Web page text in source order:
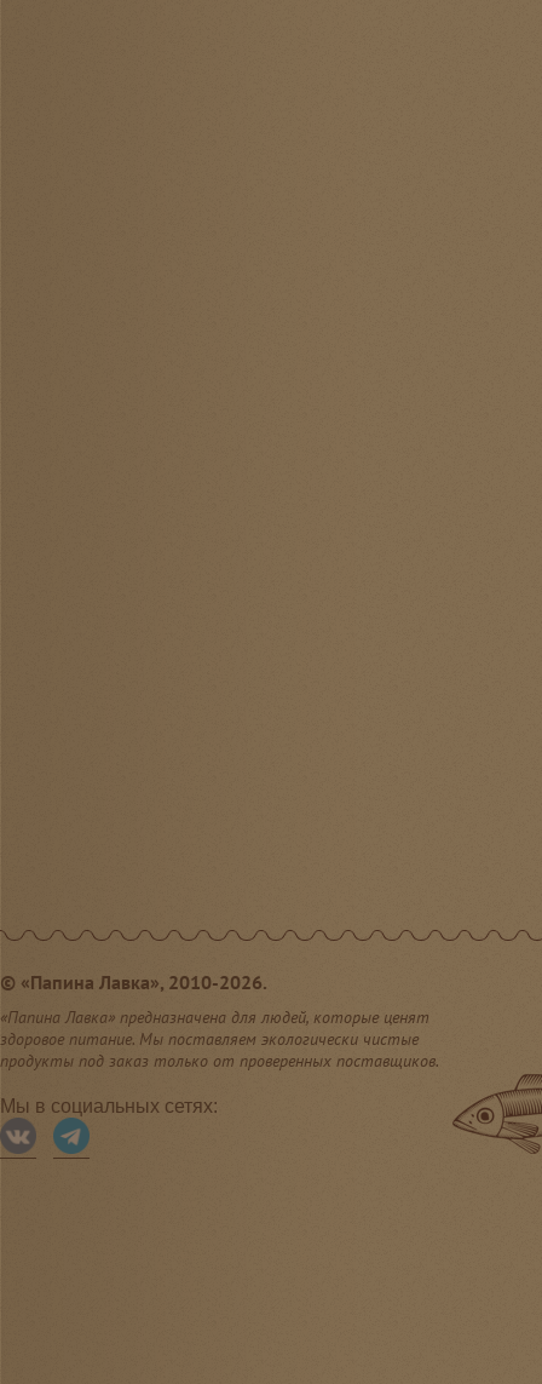
© «Папина Лавка», 2010-2026.
«Папина Лавка» предназначена для людей, которые ценят
здоровое питание. Мы поставляем экологически чистые
продукты под заказ только от проверенных поставщиков.
Мы в социальных сетях: